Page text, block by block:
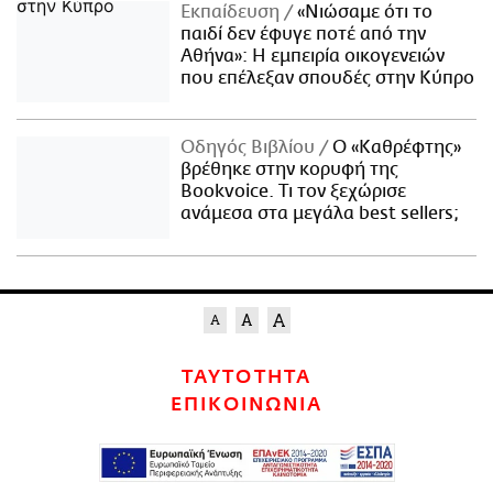
Εκπαίδευση
«Νιώσαμε ότι το
παιδί δεν έφυγε ποτέ από την
Αθήνα»: Η εμπειρία οικογενειών
που επέλεξαν σπουδές στην Κύπρο
Οδηγός Βιβλίου
Ο «Καθρέφτης»
βρέθηκε στην κορυφή της
Bookvoice. Τι τον ξεχώρισε
ανάμεσα στα μεγάλα best sellers;
ΤΑΥΤΟΤΗΤΑ
ΕΠΙΚΟΙΝΩΝΙΑ